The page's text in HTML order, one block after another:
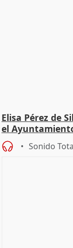
Elisa Pérez de
el
Sonido